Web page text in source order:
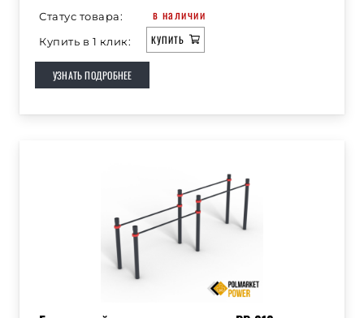
Статус товара:
в наличии
Купить в 1 клик: КУПИТЬ
УЗНАТЬ ПОДРОБНЕЕ